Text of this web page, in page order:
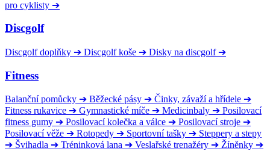
pro cyklisty ➔
Discgolf
Discgolf doplňky ➔ Discgolf koše ➔ Disky na discgolf ➔
Fitness
Balanční pomůcky ➔ Běžecké pásy ➔ Činky, závaží a hřídele ➔
Fitness rukavice ➔ Gymnastické míče ➔ Medicinbaly ➔ Posilovací
fitness gumy ➔ Posilovací kolečka a válce ➔ Posilovací stroje ➔
Posilovací věže ➔ Rotopedy ➔ Sportovní tašky ➔ Steppery a stepy
➔ Švihadla ➔ Tréninková lana ➔ Veslařské trenažéry ➔ Žíněnky ➔